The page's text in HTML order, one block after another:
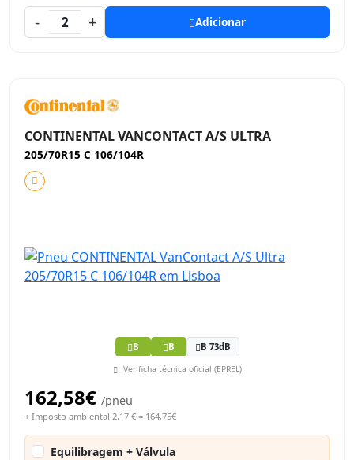
-
2 + Adicionar
CONTINENTAL VANCONTACT A/S ULTRA
205/70R15 C 106/104R
B B B 73dB
Ver ficha técnica oficial (EPREL)
162,58€ /pneu
+ Imposto ambiental 2,17 € = 164,75€
Equilibragem + Válvula